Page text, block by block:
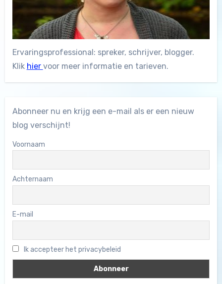
Ervaringsprofessional: spreker, schrijver, blogger.
Klik hier voor meer informatie en tarieven.
Abonneer nu en krijg een e-mail als er een nieuw
blog verschijnt!
Voornaam
Achternaam
E-mail
Ik accepteer het privacybeleid